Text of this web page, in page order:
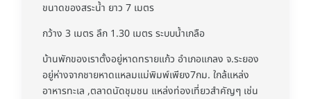
ขนาดของสระน้ำ ยาว 7 เมตร
กว้าง 3 เมตร ลึก 1.30 เมตร ระบบน้ำเกลือ
บ้านพักของเราตั้งอยู่หาดทรายแก้ว อำเภอแกลง จ.ระยอง
อยู่ห่างจากชายหาดแหลมแม่พิมพ์เพียง7กม. ใกล้แหล่ง
อาหารทะเล ,ตลาดนัดชุมชน แหล่งท่องเที่ยวสำคัญๆ เช่น